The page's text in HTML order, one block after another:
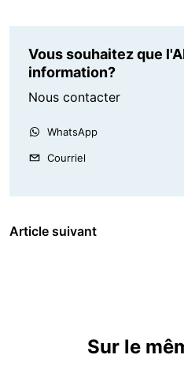
Vous souhaitez que
information?
Nous contacter
WhatsApp
Courriel
Article suivant
Sur le